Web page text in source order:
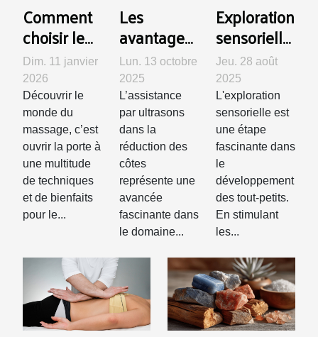
Comment
choisir le
type de
massage
adapté à
vos
besoins ?
Dim. 11 janvier
2026
Découvrir le
monde du
massage, c’est
ouvrir la porte à
une multitude
de techniques
et de bienfaits
pour le...
Les
avantages
de
l'assistance
par
ultrasons
dans la
réduction
des côtes
Lun. 13 octobre
2025
L’assistance
par ultrasons
dans la
réduction des
côtes
représente une
avancée
fascinante dans
le domaine...
Exploration
sensorielle
: activités
pour
stimuler
les cinq
sens chez
les tout-
petits
Jeu. 28 août
2025
L'exploration
sensorielle est
une étape
fascinante dans
le
développement
des tout-petits.
En stimulant
les...